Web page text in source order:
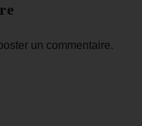
un commentaire.